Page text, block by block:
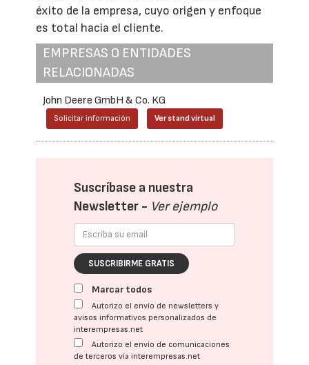
éxito de la empresa, cuyo origen y enfoque
es total hacia el cliente.
EMPRESAS O ENTIDADES
RELACIONADAS
John Deere GmbH & Co. KG
Solicitar información Ver stand virtual
Suscríbase a nuestra
Newsletter - Ver ejemplo
SUSCRIBIRME GRATIS
Marcar todos
Autorizo el envío de newsletters y
avisos informativos personalizados de
interempresas.net
Autorizo el envío de comunicaciones
de terceros vía interempresas.net